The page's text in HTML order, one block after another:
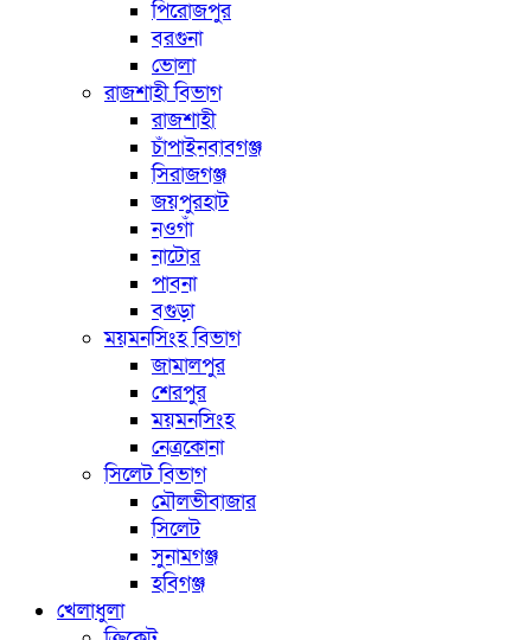
পিরোজপুর
বরগুনা
ভোলা
রাজশাহী বিভাগ
রাজশাহী
চাঁপাইনবাবগঞ্জ
সিরাজগঞ্জ
জয়পুরহাট
নওগাঁ
নাটোর
পাবনা
বগুড়া
ময়মনসিংহ বিভাগ
জামালপুর
শেরপুর
ময়মনসিংহ
নেত্রকোনা
সিলেট বিভাগ
মৌলভীবাজার
সিলেট
সুনামগঞ্জ
হবিগঞ্জ
খেলাধুলা